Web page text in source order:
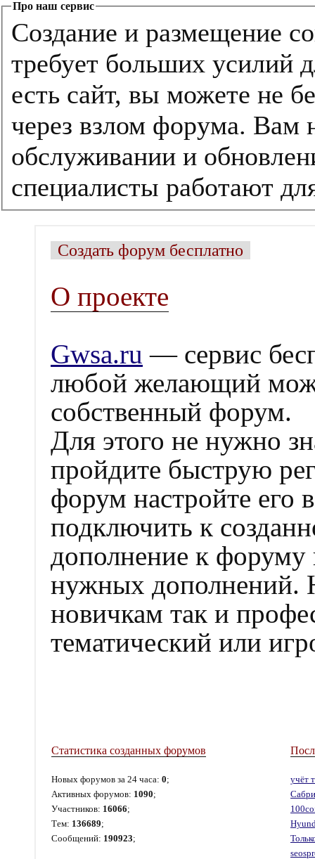
Про наш сервис
Создание и размещение
требует больших усилий
есть сайт, вы можете не
через взлом форума. Вам
обслуживании и
специалисты работают
Создать форум бесплатно
О проекте
Gwsa.ru — сервис
любой желающий
собственный форум.
Для этого не нужно
пройдите быструю
форум настройте его
подключить к
дополнение к
нужных дополнений.
новичкам так и
тематический или
Статистика созданных форумов
Новых форумов за 24 часа: 0;
Активных форумов: 1090;
Участников: 16066;
Тем: 136689;
Сообщений: 190923;
учёт